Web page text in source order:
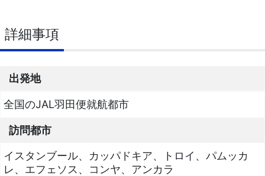
詳細事項
出発地
全国のJAL羽田便就航都市
訪問都市
イスタンブール、カッパドキア、トロイ、パムッカ
レ、エフェソス、コンヤ、アンカラ